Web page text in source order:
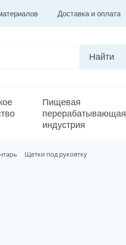
Доставка и оплата
Пищевая
перерабатывающая
индустрия
Щетки под рукоятку